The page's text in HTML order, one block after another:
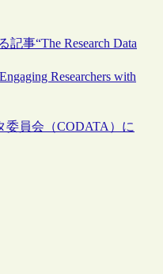
事“The Research Data
Researchers with
員会（CODATA）に